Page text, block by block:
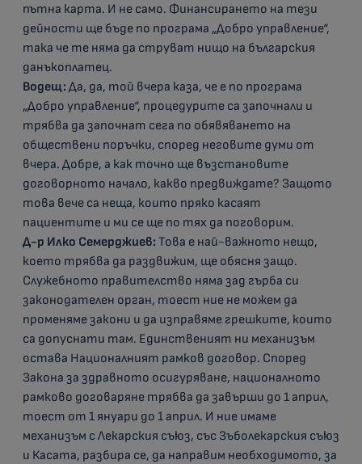
пътна карта. И не само. Финансирането на тези
дейности ще бъде по програма „Добро управление“,
така че те няма да струват нищо на българския
данъкоплатец.
Водещ:Да, да, той вчера каза, че е по програма
„Добро управление“, процедурите са започнали и
трябва да започнат сега по обявяването на
обществени поръчки, според неговите думи от
вчера. Добре, а как точно ще възстановите
договорното начало, какво предвиждате? Защото
това вече са неща, които пряко касаят
пациентите и ми се ще по тях да поговорим.
Д-р Илко Семерджиев:Това е най-важното нещо,
което трябва да раздвижим, ще обясня защо.
Служебното правителство няма зад гърба си
законодателен орган, тоест ние не можем да
променяме закони и да изправяме грешките, които
са допуснати там. Единственият ни механизъм
остава Националният рамков договор. Според
Закона за здравното осигуряване, националното
рамково договаряне трябва да завърши до 1 април,
тоест от 1 януари до 1 април. И ние имаме
механизъм с Лекарския съюз, със Зъболекарския съюз
и Касата, разбира се, да направим необходимото, за